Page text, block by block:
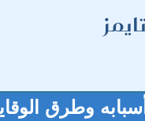
وطرق